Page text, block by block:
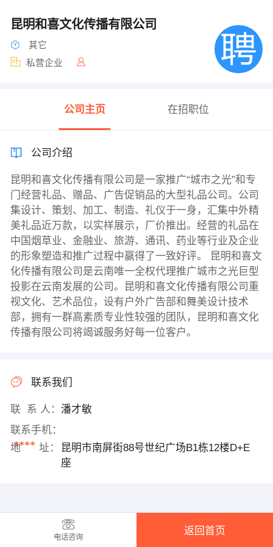
昆明和喜文化传播有限公司
其它
私营企业
公司主页 在招职位
公司介绍
昆明和喜文化传播有限公司是一家推广“城市之光”和专
门经营礼品、赠品、广告促销品的大型礼品公司。公司
集设计、策划、加工、制造、礼仪于一身，汇集中外精
美礼品近万款，以实样展示，厂价推出。经营的礼品在
中国烟草业、金融业、旅游、通讯、药业等行业及企业
的形象塑造和推广过程中赢得了一致好评。 昆明和喜文
化传播有限公司是云南唯一全权代理推广城市之光巨型
投影在云南发展的公司。昆明和喜文化传播有限公司重
视文化、艺术品位，设有户外广告部和舞美设计技术
部，拥有一群高素质专业性较强的团队，昆明和喜文化
传播有限公司将竭诚服务好每一位客户。
联系我们
联 系 人： 潘才敏
联系手机：
****
地 址：
昆明市南屏街88号世纪广场B1栋12楼D+E
座
电话咨询
返回首页